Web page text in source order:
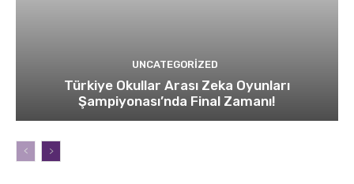
UNCATEGORIZED
Türkiye Okullar Arası Zeka Oyunları
Şampiyonası’nda Final Zamanı!